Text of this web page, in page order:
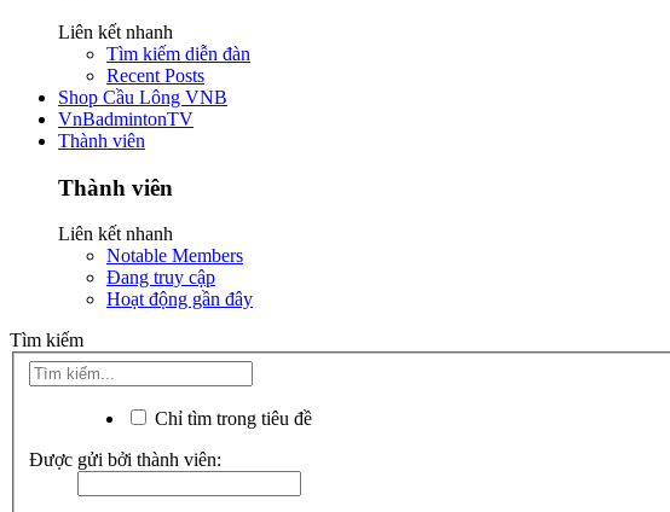
Liên kết nhanh
Tìm kiếm diễn đàn
Recent Posts
Shop Cầu Lông VNB
VnBadmintonTV
Thành viên
Thành viên
Liên kết nhanh
Notable Members
Đang truy cập
Hoạt động gần đây
Tìm kiếm
Chỉ tìm trong tiêu đề
Được gửi bởi thành viên: